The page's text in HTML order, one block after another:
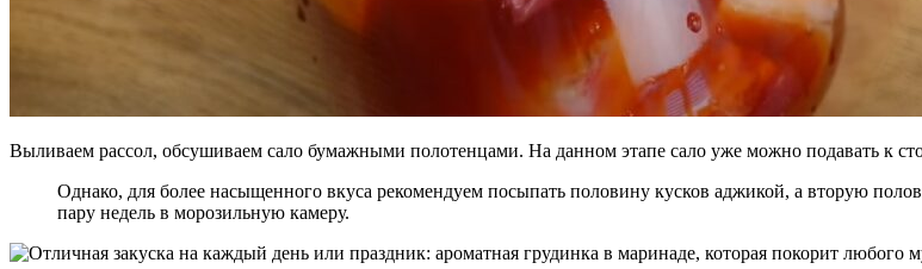
Выливаем рассол, обсушиваем сало бумажными полотенцами. На данном этапе сало уже можно подавать к
Однако, для более насыщенного вкуса рекомендуем посыпать половину кусков аджикой, а вторую
пару недель в морозильную камеру.